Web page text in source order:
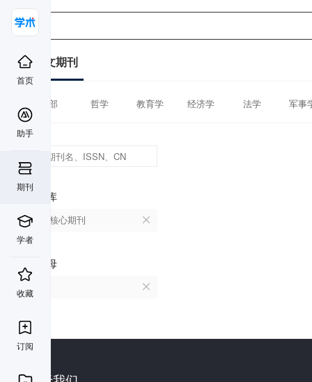
首页
助手
期刊
学者
收藏
订阅
中文期刊
全部 哲学 教育学 经济学 法学 军事
数据库
北大核心期刊
首字母